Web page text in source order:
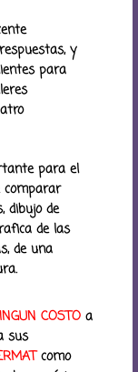
y
para
para el
comparar
dibujo de
de las
de una
COSTO a
sus
como